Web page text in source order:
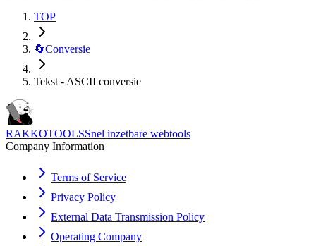
TOP
🔄Conversie
Tekst - ASCII conversie
RAKKOTOOLSSnel inzetbare webtools
Company Information
Terms of Service
Privacy Policy
External Data Transmission Policy
Operating Company